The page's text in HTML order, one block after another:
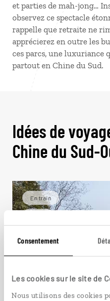
Consentement
Les cookies sur le site de
Nous utilisons des cookies
et parties de mah-jong…
observez ce spectacle
rappelle que retraite ne
apprécierez en outre les
ces parcs, une luxuriance
partout en Chine du Sud.
Idées de
Chine du Sud-
En train